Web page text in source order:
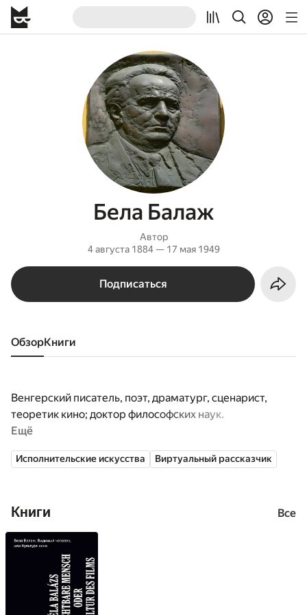
Бела Балаж
Автор
4 августа 1884 — 17 мая 1949
Подписаться
Обзор книги
Венгерский писатель, поэт, драматург, сценарист,
теоретик кино; доктор философских наук.
Ещё
Исполнительские искусства Виртуальный рассказчик
Книги Все